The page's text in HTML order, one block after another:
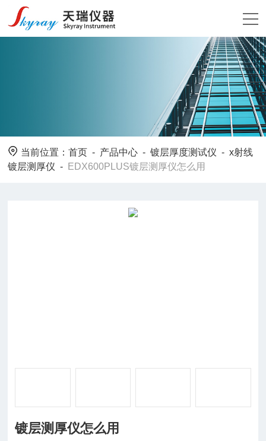
当前位置：首页 - 产品中心 -镀层厚度测试仪 -x射线
镀层测厚仪 - EDX600PLUS镀层测厚仪怎么用
镀层测厚仪怎么用